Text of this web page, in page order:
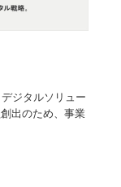
ジタルソリュー
出のため、事業